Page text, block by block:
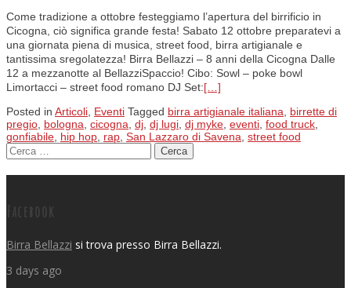
Come tradizione a ottobre festeggiamo l’apertura del birrificio in
Cicogna, ciò significa grande festa! Sabato 12 ottobre preparatevi a
una giornata piena di musica, street food, birra artigianale e
tantissima sregolatezza! Birra Bellazzi – 8 anni della Cicogna Dalle
12 a mezzanotte al BellazziSpaccio! Cibo: Sowl – poke bowl
Limortacci – street food romano DJ Set:[…]
Posted in Articoli, Eventi Tagged birra artigianale italiana, birrette di
pregio, bologna, cicogna, dj, dj lugi, dj myke, eventi, food truck,
gonfiabile, hip hop, rap, San Lazzaro di Savena, street food
Ricerca per:
Facebook
Birra Bellazzi si trova presso Birra Bellazzi.
3 days ago